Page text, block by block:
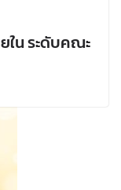
ใน ระดับคณะ